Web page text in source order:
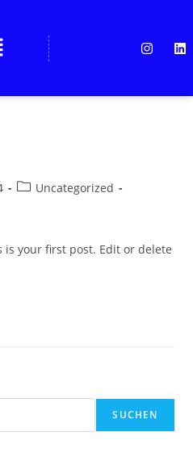
Uncategorized
is your first post. Edit or delete
SUCHEN